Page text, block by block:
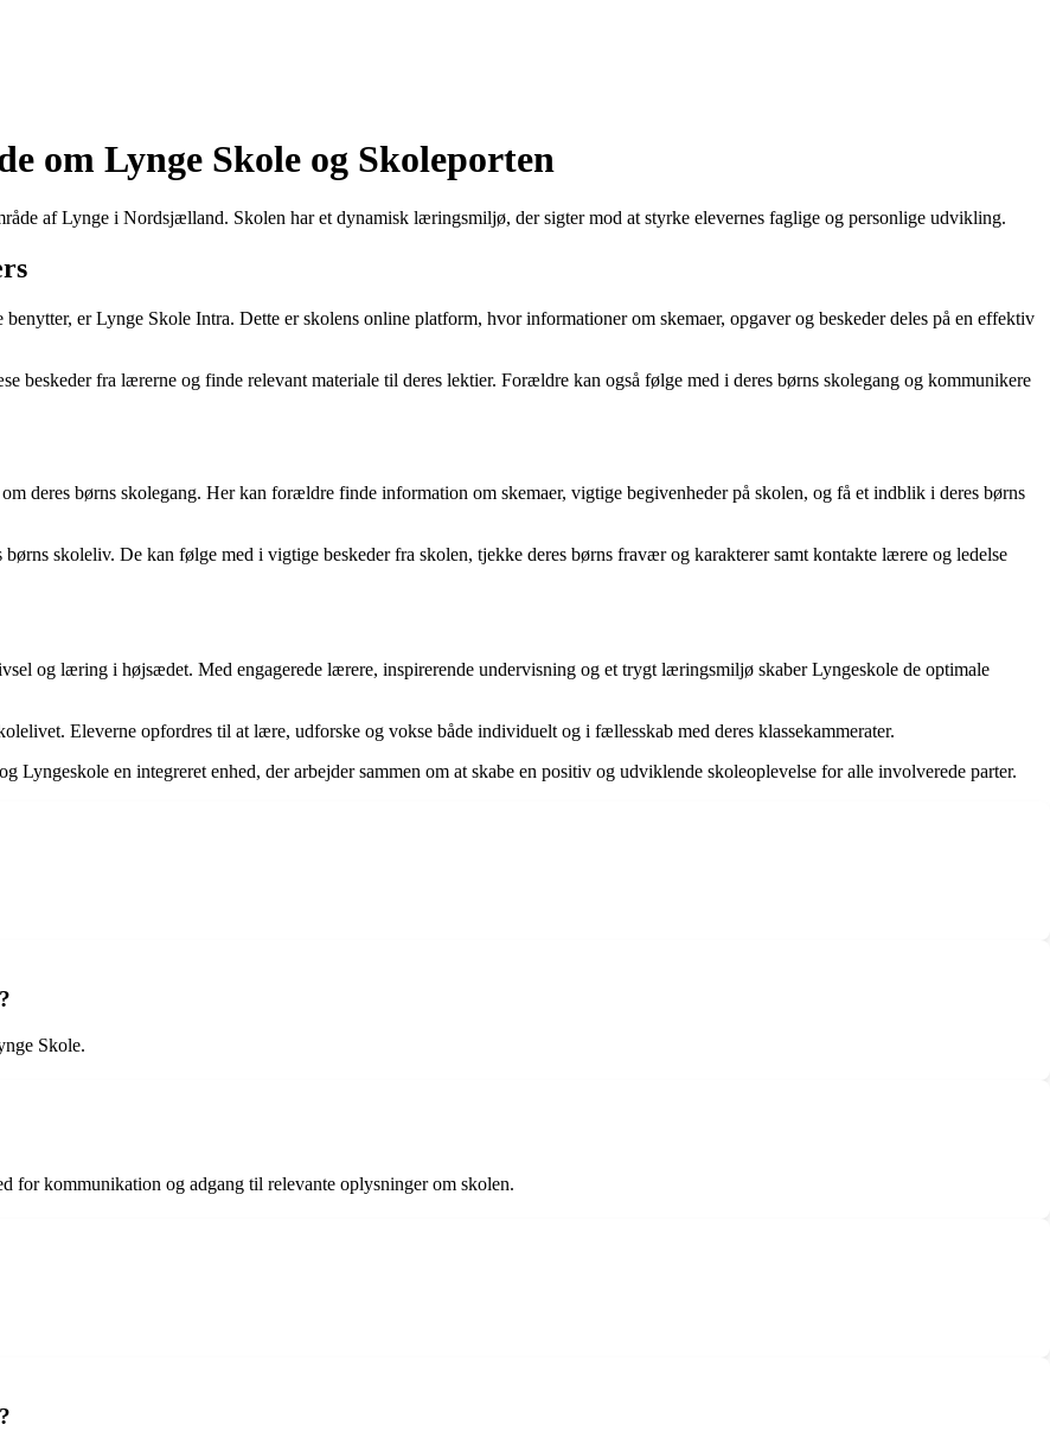
om Lynge Skole og Skoleporten
af Lynge i Nordsjælland. Skolen har et dynamisk læringsmiljø, der sigter mod at styrke elevernes faglige og personlige udvikling.
er Lynge Skole Intra. Dette er skolens online platform, hvor informationer om skemaer, opgaver og beskeder deles på en effektiv
beskeder fra lærerne og finde relevant materiale til deres lektier. Forældre kan også følge med i deres børns skolegang og kommunikere
deres børns skolegang. Her kan forældre finde information om skemaer, vigtige begivenheder på skolen, og få et indblik i deres børns
skoleliv. De kan følge med i vigtige beskeder fra skolen, tjekke deres børns fravær og karakterer samt kontakte lærere og ledelse
og læring i højsædet. Med engagerede lærere, inspirerende undervisning og et trygt læringsmiljø skaber Lyngeskole de optimale
Eleverne opfordres til at lære, udforske og vokse både individuelt og i fællesskab med deres klassekammerater.
Lyngeskole en integreret enhed, der arbejder sammen om at skabe en positiv og udviklende skoleoplevelse for alle involverede parter.
Skole.
for kommunikation og adgang til relevante oplysninger om skolen.